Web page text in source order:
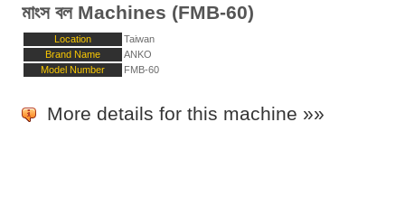
মাংস বল Machines (FMB-60)
Location
Taiwan
Brand Name
ANKO
Model Number
FMB-60
More details for this machine »»